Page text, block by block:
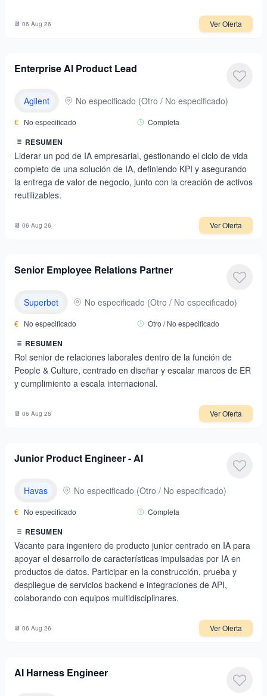
📆 06 Aug 26 Ver Oferta
Enterprise AI Product Lead
Agilent No especificado (Otro / No especificado)
€ No especificado Completa
RESUMEN
Liderar un pod de IA empresarial, gestionando el ciclo de vida
completo de una solución de IA, definiendo KPI y asegurando
la entrega de valor de negocio, junto con la creación de activos
reutilizables.
📆 06 Aug 26 Ver Oferta
Senior Employee Relations Partner
Superbet No especificado (Otro / No especificado)
€ No especificado Otro / No especificado
RESUMEN
Rol senior de relaciones laborales dentro de la función de
People & Culture, centrado en diseñar y escalar marcos de ER
y cumplimiento a escala internacional.
📆 06 Aug 26 Ver Oferta
Junior Product Engineer - AI
Havas No especificado (Otro / No especificado)
€ No especificado Completa
RESUMEN
Vacante para ingeniero de producto junior centrado en IA para
apoyar el desarrollo de características impulsadas por IA en
productos de datos. Participar en la construcción, prueba y
despliegue de servicios backend e integraciones de API,
colaborando con equipos multidisciplinares.
📆 06 Aug 26 Ver Oferta
AI Harness Engineer